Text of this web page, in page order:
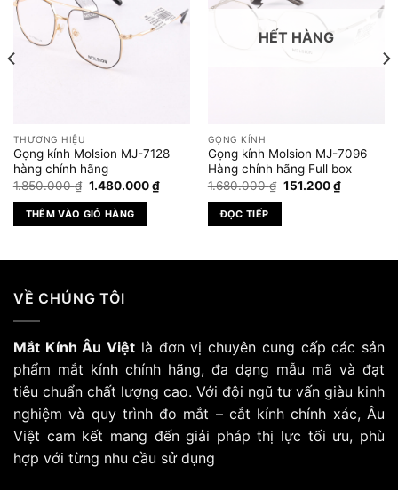
THƯƠNG HIỆU
Gọng kính Molsion MJ-7128
hàng chính hãng
1.850.000₫ Giá
là:
1.850.000 ₫.
1.480.000₫Giá
hiện
1.480.000 ₫.
THÊM VÀO GIỎ HÀNG
HẾT HÀNG
GỌNG KÍNH
Gọng kính Molsion MJ-7096
Hàng chính hãng Full box
1.680.000₫ Giá
151.200₫Giá
hiện
ĐỌC TIẾP
VỀ CHÚNG TÔI
Mắt Kính Âu Việt là đơn vị chuyên cung cấp các sản
phẩm mắt kính chính hãng, đa dạng mẫu mã và đạt
tiêu chuẩn chất lượng cao. Với đội ngũ tư vấn giàu kinh
nghiệm và quy trình đo mắt – cắt kính chính xác, Âu
Việt cam kết mang đến giải pháp thị lực tối ưu, phù
hợp với từng nhu cầu sử dụng